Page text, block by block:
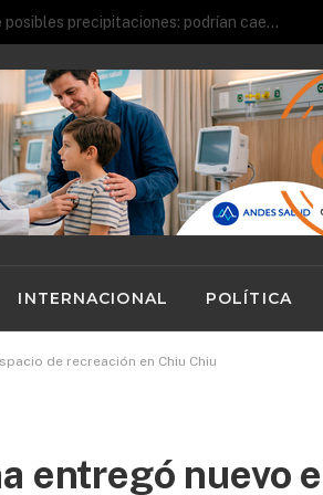
Alerta en Calama y SPA ante posibles precipitaciones: podrían caer hasta 24 y 30mm
INTERNACIONAL POLÍTICA
de recreación en Chiu Chiu
entregó nuevo